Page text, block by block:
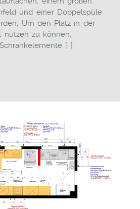
und einer Doppelspüle
Um den Platz in der
nutzen zu können,
[…]